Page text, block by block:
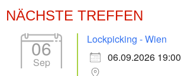
NÄCHSTE TREFFEN
06
Sep
Lockpicking - Wien
06.09.2026 19:00